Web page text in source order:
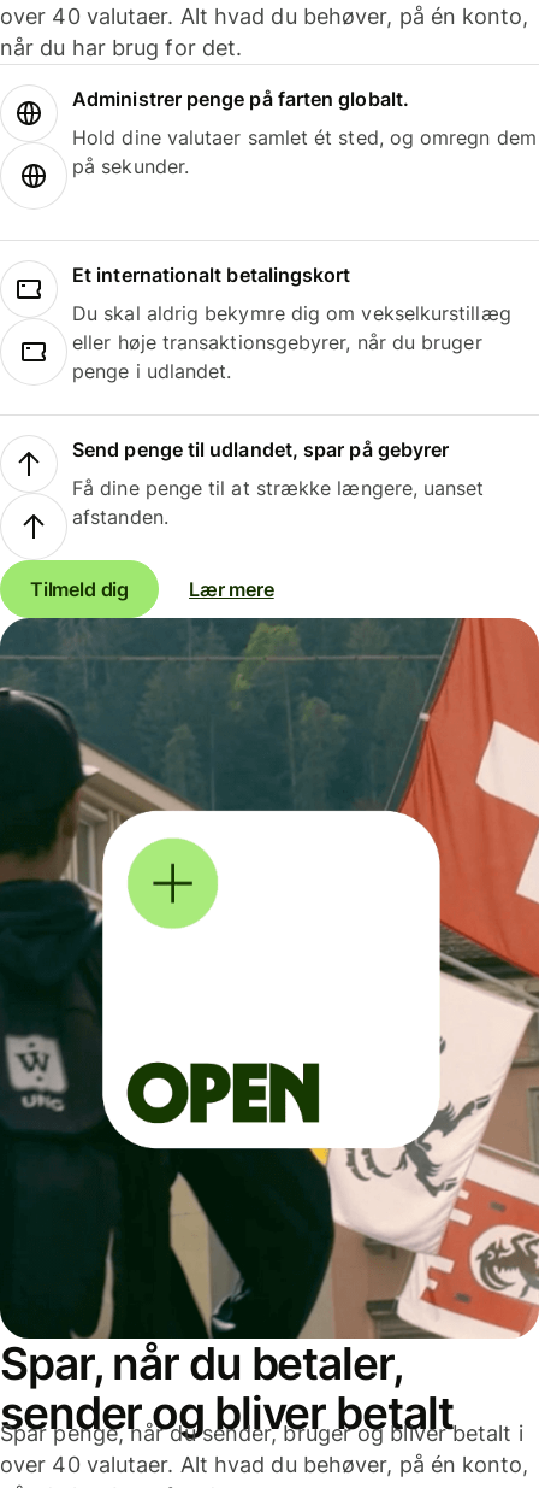
over 40 valutaer. Alt hvad du behøver, på én konto,
når du har brug for det.
Administrer penge på farten globalt.
Hold dine valutaer samlet ét sted, og omregn dem
på sekunder.
Et internationalt betalingskort
Du skal aldrig bekymre dig om vekselkurstillæg
eller høje transaktionsgebyrer, når du bruger
penge i udlandet.
Send penge til udlandet, spar på gebyrer
Få dine penge til at strække længere, uanset
afstanden.
Tilmeld dig Lær mere
Spar, når du betaler,
sender og bliver betalt
Spar penge, når du sender, bruger og bliver betalt i
over 40 valutaer. Alt hvad du behøver, på én konto,